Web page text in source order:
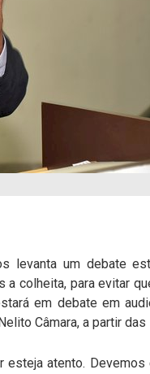
levanta um debate
colheita, para evitar
em debate em
Câmara, a partir das
atento.